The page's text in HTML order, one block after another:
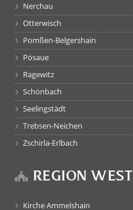
Nerchau
Otterwisch
Pomßen-Belgershain
Pösaue
Ragewitz
Schönbach
Seelingstädt
Trebsen-Neichen
Zschirla-Erlbach
REGION WEST
Kirche Ammelshain